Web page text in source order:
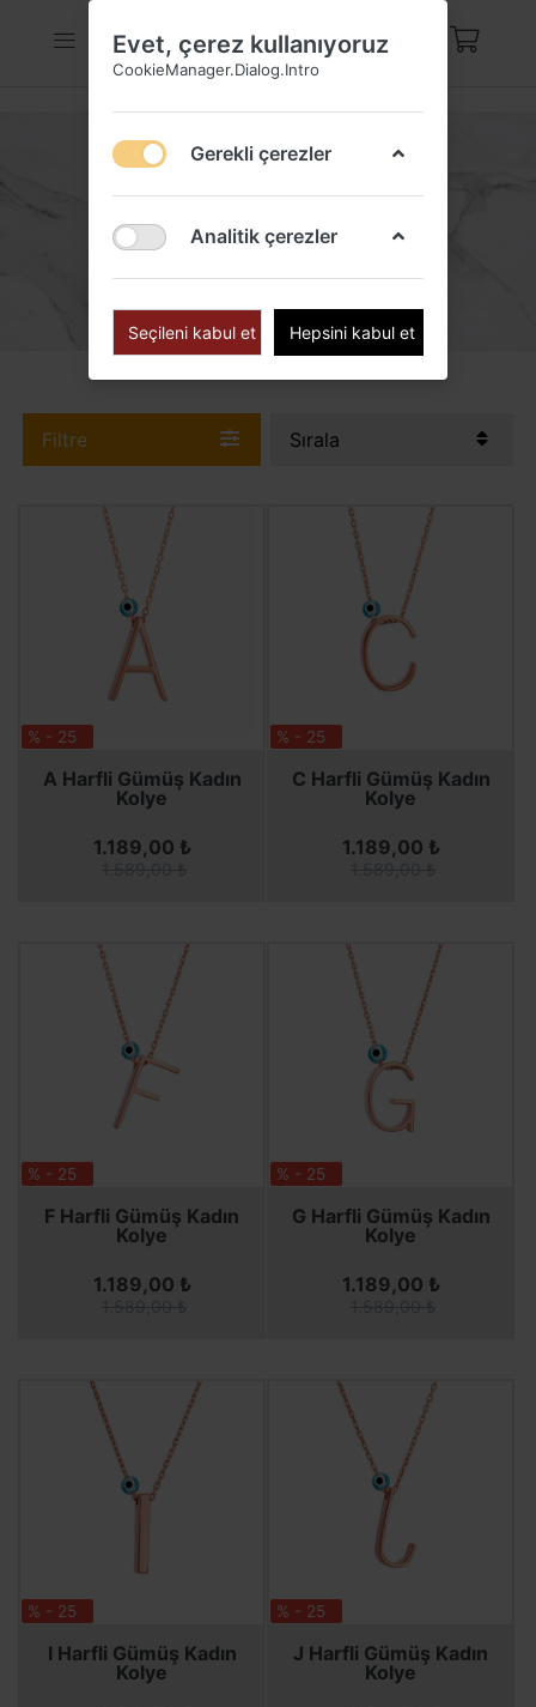
HARF KOLYELERI
Filtre Sırala
% - 25
A Harfli Gümüş Kadın
Kolye
SEPETE EKLE
1.189,00 ₺
SEPETE EKLE
% - 25
C Harfli Gümüş Kadın
Kolye
SEPETE EKLE
1.189,00 ₺
SEPETE EKLE
% - 25
F Harfli Gümüş Kadın
Kolye
SEPETE EKLE
1.189,00 ₺
SEPETE EKLE
% - 25
G Harfli Gümüş Kadın
Kolye
SEPETE EKLE
1.189,00 ₺
SEPETE EKLE
% - 25
I Harfli Gümüş Kadın
Kolye
SEPETE EKLE
SEPETE EKLE
% - 25
J Harfli Gümüş Kadın
Kolye
SEPETE EKLE
SEPETE EKLE
Evet, çerez kullanıyoruz
CookieManager.Dialog.Intro
Gerekli çerezler
Analitik çerezler
Seçileni kabul et Hepsini kabul et